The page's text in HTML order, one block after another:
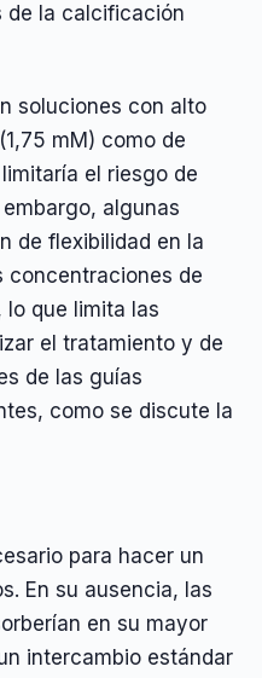
de la calcificación
soluciones con alto
mM) como de
el riesgo de
algunas
de flexibilidad en la
concentraciones de
lo que limita las
el tratamiento y de
de las guías
como se discute la
para hacer un
En su ausencia, las
en su mayor
intercambio estándar